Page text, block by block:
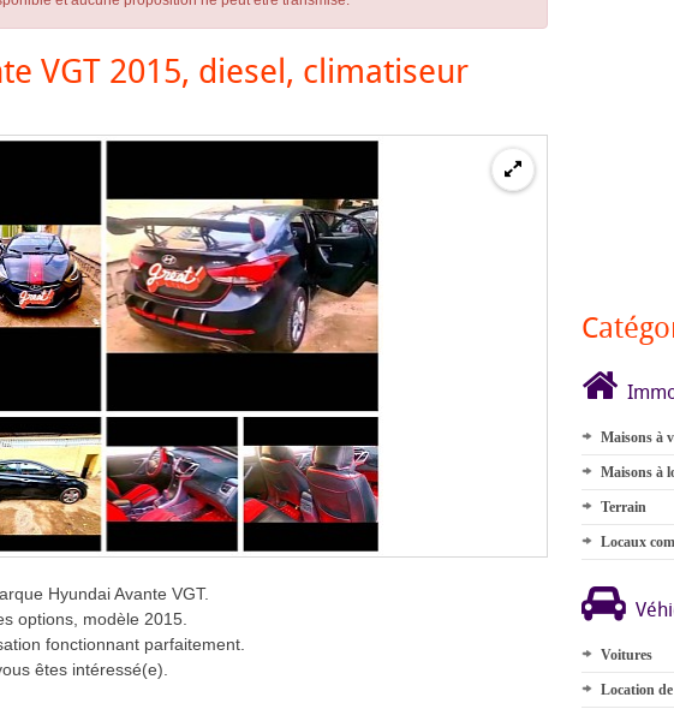
VGT 2015, diesel, climatiseur
Hyundai Avante VGT.
options, modèle 2015.
fonctionnant parfaitement.
êtes intéressé(e).
Maisons à
Maisons à
Terrain
Locaux
Voitures
Location